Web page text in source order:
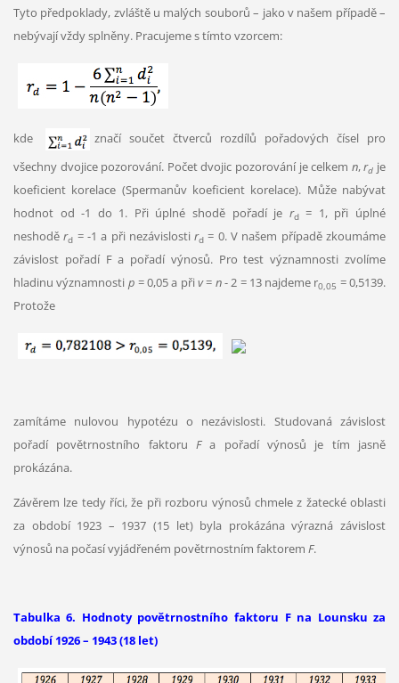
Tyto předpoklady, zvláště u malých souborů – jako v našem případě –
nebývají vždy splněny. Pracujeme s tímto vzorcem:
kde
značí součet čtverců rozdílů pořadových čísel pro
všechny dvojice pozorování. Počet dvojic pozorování je celkem n,rd je
koeficient korelace (Spermanův koeficient korelace). Může nabývat
hodnot od -1 do 1. Při úplné shodě pořadí je rd= 1, při úplné
neshoděrd = -1 a při nezávislostird = 0. V našem případě zkoumáme
závislost pořadí F a pořadí výnosů. Pro test významnosti zvolíme
hladinu významnosti p = 0,05 a přiv= n- 2 = 13 najdeme r0,05 = 0,5139.
Protože
zamítáme nulovou hypotézu o nezávislosti. Studovaná závislost
pořadí povětrnostního faktoru Fa pořadí výnosů je tím jasně
prokázána.
Závěrem lze tedy říci, že při rozboru výnosů chmele z žatecké oblasti
za období 1923 – 1937 (15 let) byla prokázána výrazná závislost
výnosů na počasí vyjádřeném povětrnostním faktorem F.
Tabulka 6. Hodnoty povětrnostního faktoru F na Lounsku za
období 1926 – 1943 (18 let)